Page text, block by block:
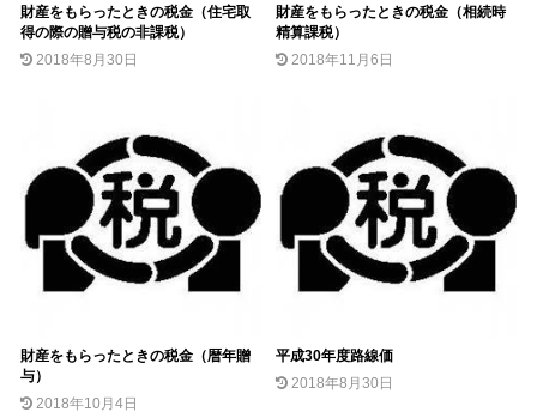
財産をもらったときの税金（住宅取
得の際の贈与税の非課税）
2018年8月30日
財産をもらったときの税金（相続時
精算課税）
2018年11月6日
財産をもらったときの税金（暦年贈
与）
2018年10月4日
平成30年度路線価
2018年8月30日